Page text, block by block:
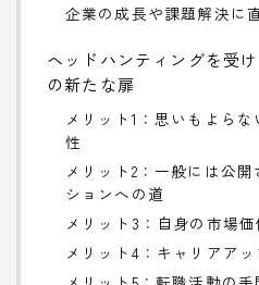
企業の成長や課題解決に
ヘッドハンティングを受
の新たな扉
メリット1：思いもよら
性
メリット2：一般には公
ションへの道
メリット3：自身の市場
メリット4：キャリアア